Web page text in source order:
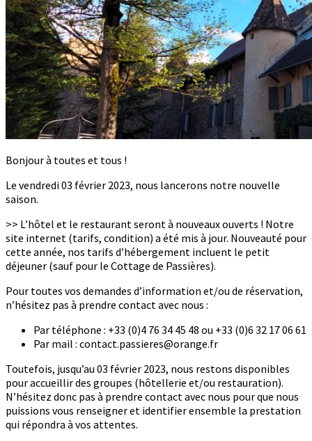
Bonjour à toutes et tous !
Le vendredi 03 février 2023, nous lancerons notre nouvelle
saison.
>> L’hôtel et le restaurant seront à nouveaux ouverts ! Notre
site internet (tarifs, condition) a été mis à jour. Nouveauté pour
cette année, nos tarifs d’hébergement incluent le petit
déjeuner (sauf pour le Cottage de Passières).
Pour toutes vos demandes d’information et/ou de réservation,
n’hésitez pas à prendre contact avec nous :
Par téléphone : +33 (0)4 76 34 45 48 ou +33 (0)6 32 17 06 61
Par mail : contact.passieres@orange.fr
Toutefois, jusqu’au 03 février 2023, nous restons disponibles
pour accueillir des groupes (hôtellerie et/ou restauration).
N’hésitez donc pas à prendre contact avec nous pour que nous
puissions vous renseigner et identifier ensemble la prestation
qui répondra à vos attentes.